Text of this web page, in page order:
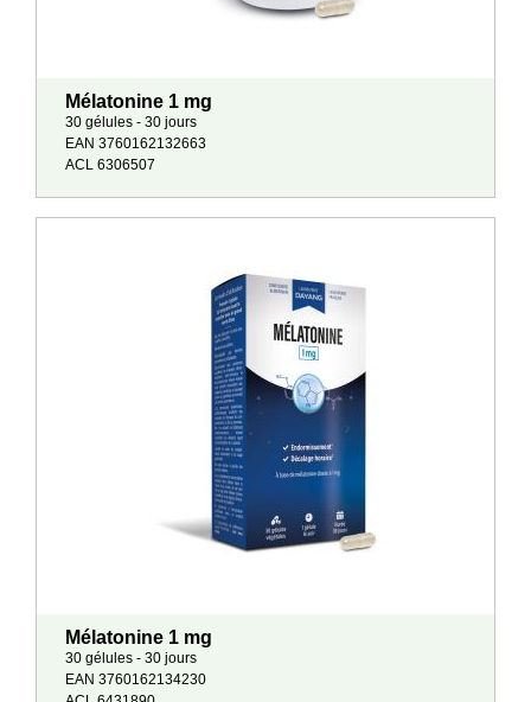
Mélatonine 1 mg
30 gélules - 30 jours
EAN 3760162132663
ACL 6306507
Mélatonine 1 mg
30 gélules - 30 jours
EAN 3760162134230